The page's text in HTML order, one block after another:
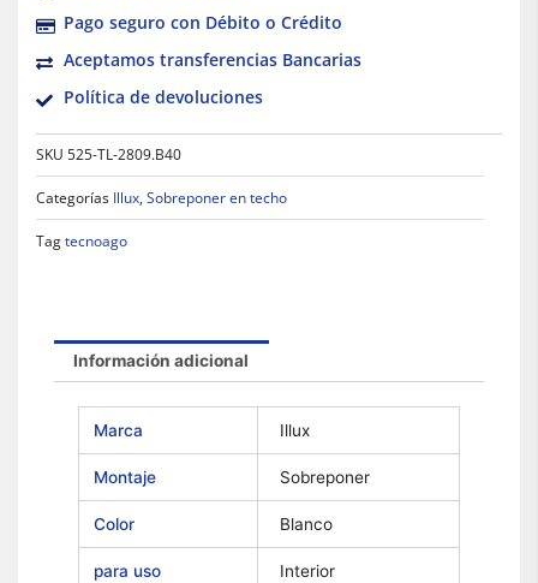
Pago seguro con Débito o Crédito
Aceptamos transferencias Bancarias
Política de devoluciones
SKU 525-TL-2809.B40
Categorías Illux, Sobreponer en techo
Tagtecnoago
Información adicional
Marca Illux
Montaje Sobreponer
Color Blanco
para uso Interior